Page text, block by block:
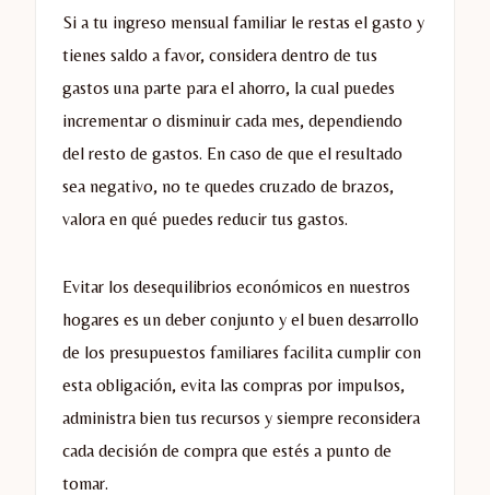
Si a tu ingreso mensual familiar le restas el gasto y
tienes saldo a favor, considera dentro de tus
gastos una parte para el ahorro, la cual puedes
incrementar o disminuir cada mes, dependiendo
del resto de gastos. En caso de que el resultado
sea negativo, no te quedes cruzado de brazos,
valora en qué puedes reducir tus gastos.
Evitar los desequilibrios económicos en nuestros
hogares es un deber conjunto y el buen desarrollo
de los presupuestos familiares facilita cumplir con
esta obligación, evita las compras por impulsos,
administra bien tus recursos y siempre reconsidera
cada decisión de compra que estés a punto de
tomar.